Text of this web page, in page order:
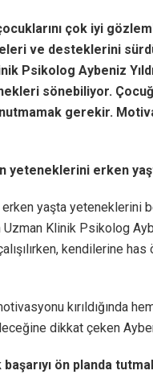
çok iyi
ve desteklerini
Psikolog Aybeniz
sönebiliyor.
gerekir.
yeteneklerini erken
erken yaşta yeteneklerini
Uzman Klinik Psikolog
kendilerine
kırıldığında
dikkat çeken
ön planda